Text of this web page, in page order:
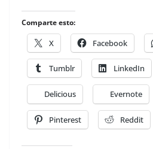
Comparte esto:
X Facebook
Tumblr LinkedIn
Delicious Evernote
Pinterest Reddit